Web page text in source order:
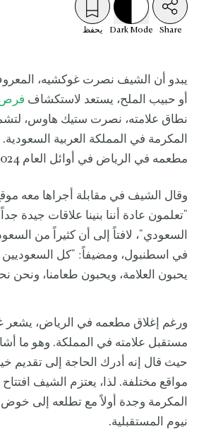
Share
Dark Mode يحفظ
يبدو أن الشيف نصرت غوكشيه،
أو حبيب الملح، يستعد لاستكشاف فرص
نطاق علامته، نصرت ستيك هاوس،
المكرمة في المملكة العربية السعودية.
مطعمه في الرياض في أوائل العام 2024.
وقال الشيف في مقابلة أجراها معه
"تعلمون عادة أننا بنينا علاقات جيدة
السعودي"، لافتاً إلى أن كثيراً من
في اسطنبول، ومضيفاً: "كل
يحبون العلامة، ويحبون طعامنا، ونحن
ورغم إغلاق مطعمه في الرياض، يشعر
مستقبل علامته في المملكة. وهو ما
حيث قال إنه أدرك الحاجة إلى تقديم
مواقع مختلفة. لذا، يعتزم الشيف
المكرمة وجدة أولاً مع تطلعه إلى خوض
نيوم المستقبلية.